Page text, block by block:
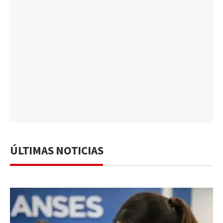
ÚLTIMAS NOTICIAS